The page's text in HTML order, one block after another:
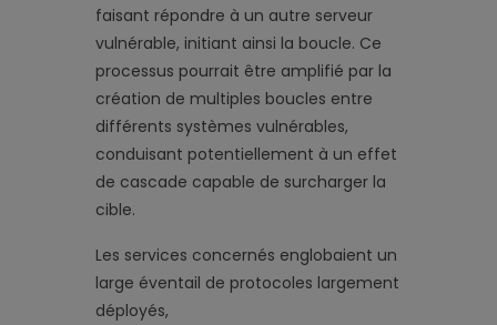
faisant répondre à un autre serveur
vulnérable, initiant ainsi la boucle. Ce
processus pourrait être amplifié par la
création de multiples boucles entre
différents systèmes vulnérables,
conduisant potentiellement à un effet
de cascade capable de surcharger la
cible.
Les services concernés englobaient un
large éventail de protocoles largement
déployés,